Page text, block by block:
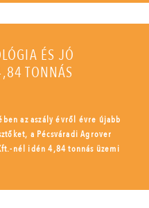
ÉS JÓ
TONNÁS
az aszály évről évre újabb
a Pécsváradi Agrover
nél idén 4,84 tonnás üzemi